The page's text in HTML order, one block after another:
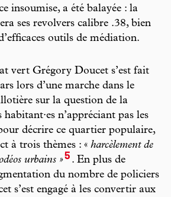
insoumise, a été balayée : la
ses revolvers calibre .38, bien
outils de médiation.
vert Grégory Doucet s’est fait
lors d’une marche dans le
sur la question de la
habitant·es n’appréciant pas les
décrire ce quartier populaire,
à trois thèmes : « harcèlement de
urbains »5 . En plus de
du nombre de policiers
s’est engagé à les convertir aux